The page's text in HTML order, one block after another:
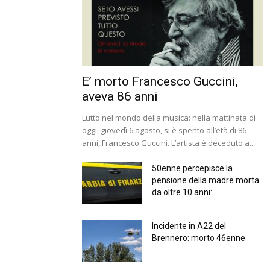
E’ morto Francesco Guccini,
aveva 86 anni
Lutto nel mondo della musica: nella mattinata di
oggi, giovedì 6 agosto, si è spento all’età di 86
anni, Francesco Guccini. L’artista è deceduto a...
50enne percepisce la
pensione della madre morta
da oltre 10 anni:...
Incidente in A22 del
Brennero: morto 46enne